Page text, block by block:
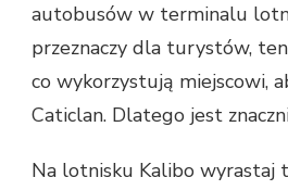
autobusów w terminalu
przeznaczy dla turystów,
co wykorzystują miejscowi,
Caticlan. Dlatego jest
Na lotnisku Kalibo wyrastaj